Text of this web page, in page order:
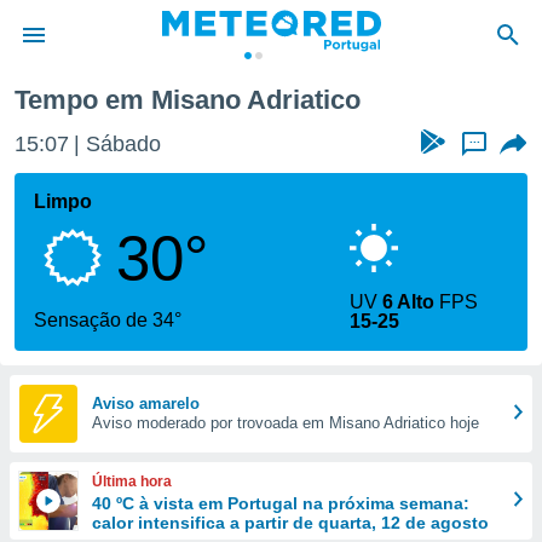
da
foi
fornecidas
a este
das
e
forma
digital
Tempo em Misano Adriatico
15:07 Sábado ...
Limpo
30°
Sensação de 34°
UV6 Alto FPS
15-25
Aviso amarelo
Aviso moderado por trovoada em Misano Adriatico hoje
Última hora
40 ºC à vista em Portugal na próxima semana:
calor intensifica a partir de quarta, 12 de agosto